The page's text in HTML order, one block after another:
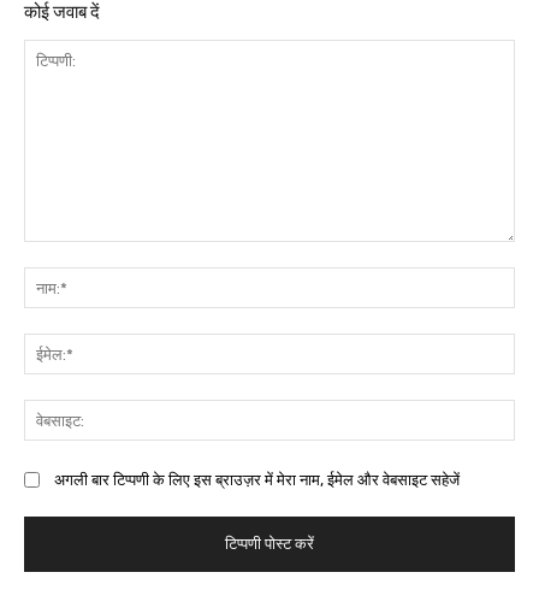
कोई जवाब दें
अगली बार टिप्पणी के लिए इस ब्राउज़र में मेरा नाम, ईमेल और वेबसाइट सहेजें